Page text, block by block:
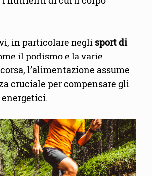
in particolare negli sport di
il podismo e la varie
l’alimentazione assume
cruciale per compensare gli